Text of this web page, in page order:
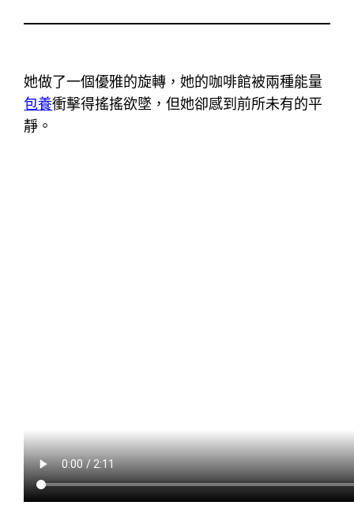
她做了一個優雅的旋轉，她的咖啡館被兩種能量
包養衝擊得搖搖欲墜，但她卻感到前所未有的平
靜。